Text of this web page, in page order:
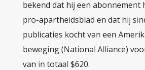
bekend dat hij een abonnement
pro-apartheidsblad en dat hij
publicaties kocht van een
beweging (National Alliance)
van in totaal $620.